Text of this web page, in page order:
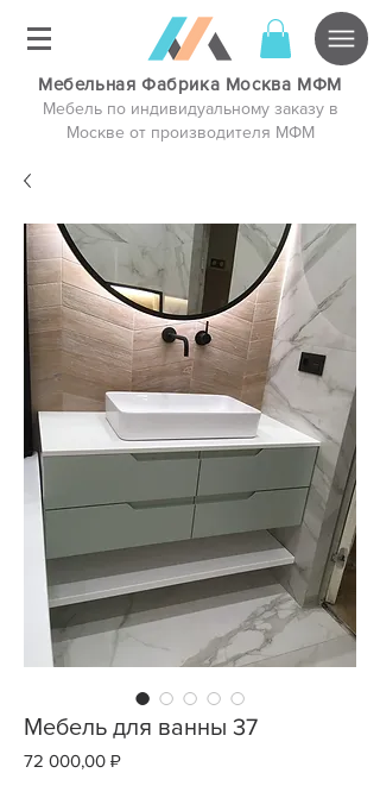
Мебельная Фабрика Москва МФМ
Мебель по индивидуальному заказу в
Москве от производителя МФМ
Мебель для ванны 37
72 000,00 ₽Цена